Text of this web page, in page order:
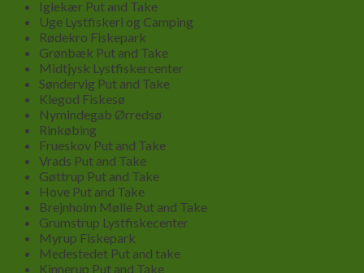
Iglekær Put and Take
Uge Lystfiskeri og Camping
Rødekro Fiskepark
Grønbæk Put and Take
Midtjysk Lystfiskercenter
Søndervig Put and Take
Klegod Fiskesø
Nymindegab Ørredsø
Rinkøbing
Frueskov Put and Take
Vrads Put and Take
Gøttrup Put and Take
Hove Put and Take
Brejnholm Mølle Put and Take
Grumstrup Lystfiskecenter
Myrup Fiskepark
Medestedet Put and take
Kinnerup Put and Take